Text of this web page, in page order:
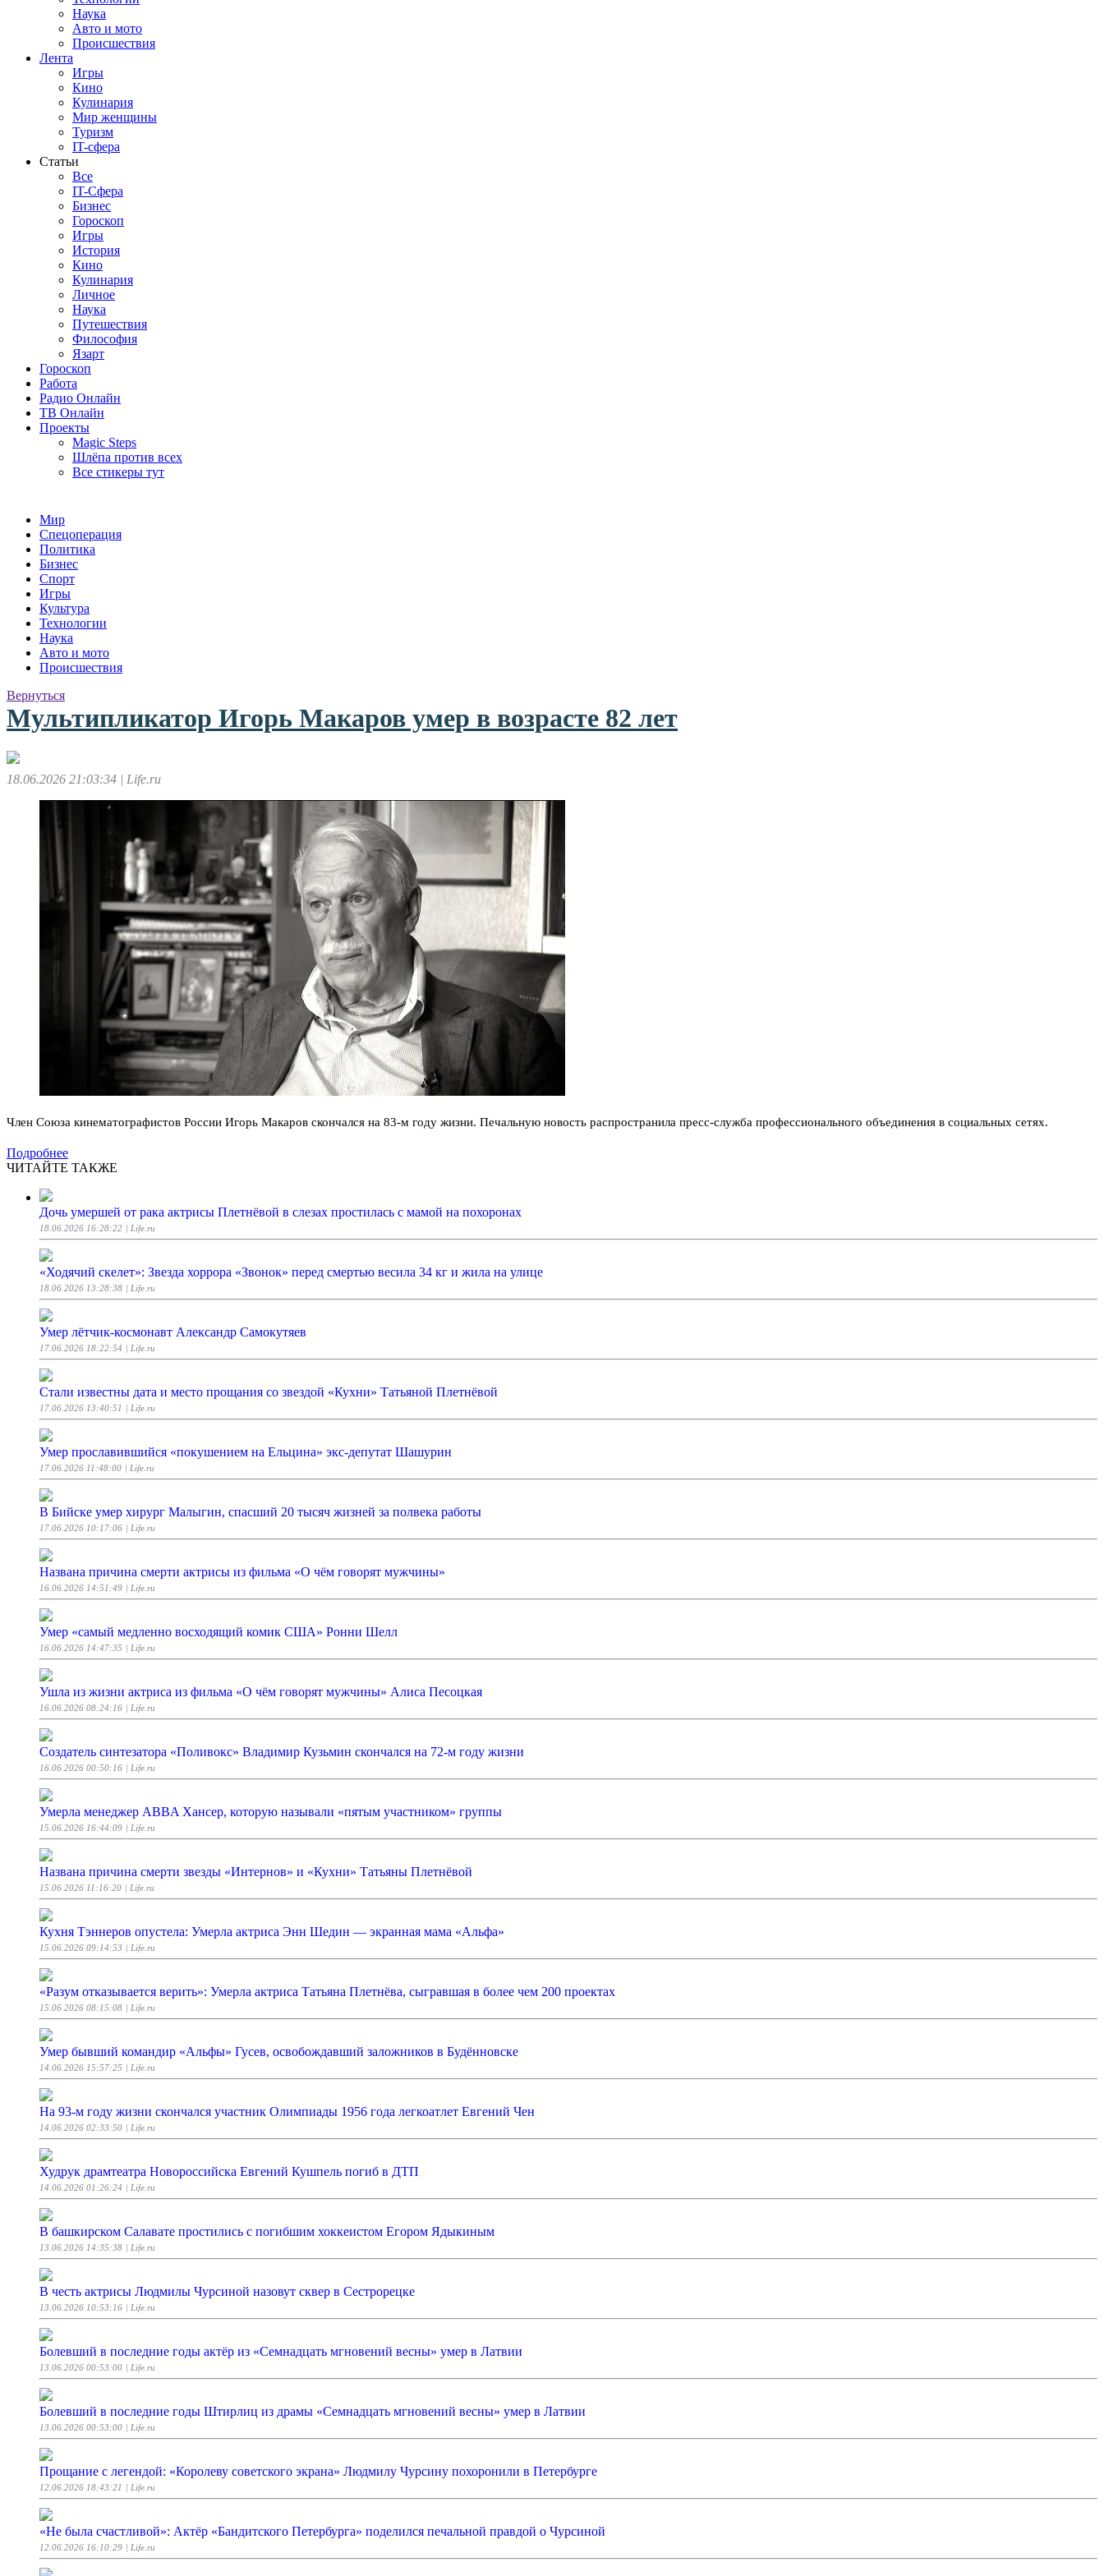
Наука
Авто и мото
Происшествия
Лента
Игры
Кино
Кулинария
Мир женщины
Туризм
IT-сфера
Статьи
Все
IT-Сфера
Бизнес
Гороскоп
Игры
История
Кино
Кулинария
Личное
Наука
Путешествия
Философия
Язарт
Гороскоп
Работа
Радио Онлайн
ТВ Онлайн
Проекты
Magic Steps
Шлёпа против всех
Все стикеры тут
Мир
Спецоперация
Политика
Бизнес
Спорт
Игры
Культура
Технологии
Наука
Авто и мото
Происшествия
Вернуться
Мультипликатор Игорь Макаров умер в возрасте 82 лет
18.06.2026 21:03:34 | Life.ru
Член Союза кинематографистов России Игорь Макаров скончался на 83-м году жизни. Печальную новость распространила пресс-служба профессионального объединения в социальных сетях.
Подробнее
ЧИТАЙТЕ ТАКЖЕ
Дочь умершей от рака актрисы Плетнёвой в слезах простилась с мамой на похоронах
18.06.2026 16:28:22 | Life.ru
«Ходячий скелет»: Звезда хоррора «Звонок» перед смертью весила 34 кг и жила на улице
18.06.2026 13:28:38 | Life.ru
Умер лётчик-космонавт Александр Самокутяев
17.06.2026 18:22:54 | Life.ru
Стали известны дата и место прощания со звездой «Кухни» Татьяной Плетнёвой
17.06.2026 13:40:51 | Life.ru
Умер прославившийся «покушением на Ельцина» экс-депутат Шашурин
17.06.2026 11:48:00 | Life.ru
В Бийске умер хирург Малыгин, спасший 20 тысяч жизней за полвека работы
17.06.2026 10:17:06 | Life.ru
Названа причина смерти актрисы из фильма «О чём говорят мужчины»
16.06.2026 14:51:49 | Life.ru
Умер «самый медленно восходящий комик США» Ронни Шелл
16.06.2026 14:47:35 | Life.ru
Ушла из жизни актриса из фильма «О чём говорят мужчины» Алиса Песоцкая
16.06.2026 08:24:16 | Life.ru
Создатель синтезатора «Поливокс» Владимир Кузьмин скончался на 72-м году жизни
16.06.2026 00:50:16 | Life.ru
Умерла менеджер ABBA Хансер, которую называли «пятым участником» группы
15.06.2026 16:44:09 | Life.ru
Названа причина смерти звезды «Интернов» и «Кухни» Татьяны Плетнёвой
15.06.2026 11:16:20 | Life.ru
Кухня Тэннеров опустела: Умерла актриса Энн Шедин — экранная мама «Альфа»
15.06.2026 09:14:53 | Life.ru
«Разум отказывается верить»: Умерла актриса Татьяна Плетнёва, сыгравшая в более чем 200 проектах
15.06.2026 08:15:08 | Life.ru
Умер бывший командир «Альфы» Гусев, освобождавший заложников в Будённовске
14.06.2026 15:57:25 | Life.ru
На 93-м году жизни скончался участник Олимпиады 1956 года легкоатлет Евгений Чен
14.06.2026 02:33:50 | Life.ru
Худрук драмтеатра Новороссийска Евгений Кушпель погиб в ДТП
14.06.2026 01:26:24 | Life.ru
В башкирском Салавате простились с погибшим хоккеистом Егором Ядыкиным
13.06.2026 14:35:38 | Life.ru
В честь актрисы Людмилы Чурсиной назовут сквер в Сестрорецке
13.06.2026 10:53:16 | Life.ru
Болевший в последние годы актёр из «Семнадцать мгновений весны» умер в Латвии
13.06.2026 00:53:00 | Life.ru
Болевший в последние годы Штирлиц из драмы «Семнадцать мгновений весны» умер в Латвии
13.06.2026 00:53:00 | Life.ru
Прощание с легендой: «Королеву советского экрана» Людмилу Чурсину похоронили в Петербурге
12.06.2026 18:43:21 | Life.ru
«Не была счастливой»: Актёр «Бандитского Петербурга» поделился печальной правдой о Чурсиной
12.06.2026 16:10:29 | Life.ru